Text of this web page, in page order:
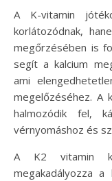
A K-vitamin
korlátozódnak,
megőrzésében is
segít a kalcium
ami
megelőzéséhez. A
halmozódik fel,
vérnyomáshoz és
A K2 vitamin
megakadályozza a